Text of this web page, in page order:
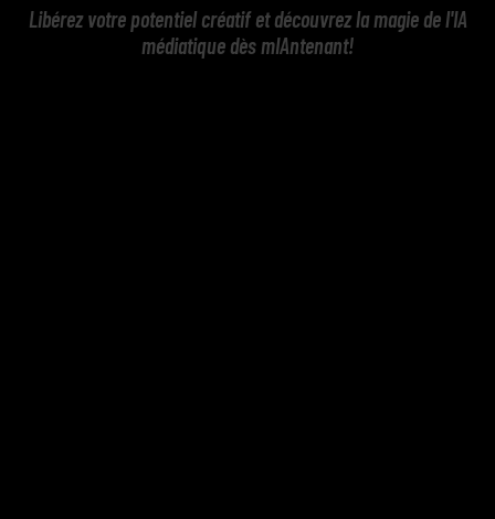
Libérez votre potentiel créatif et découvrez la magie de l'IA
médiatique dès mIAntenant!